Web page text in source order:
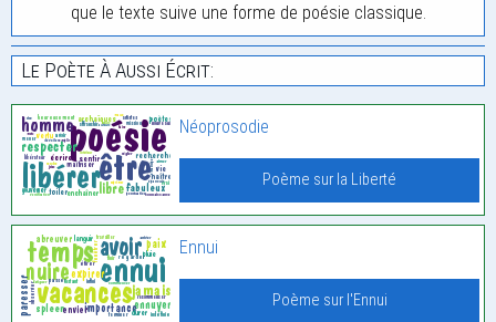
que le texte suive une forme de poésie classique.
Le Poète À Aussi Écrit:
Néoprosodie
Poème sur la Liberté
Ennui
Poème sur l'Ennui